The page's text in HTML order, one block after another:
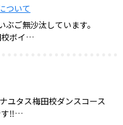
ついて
ぶご無沙汰しています。
校ボイ…
ユタス梅田校ダンスコース
す‼…